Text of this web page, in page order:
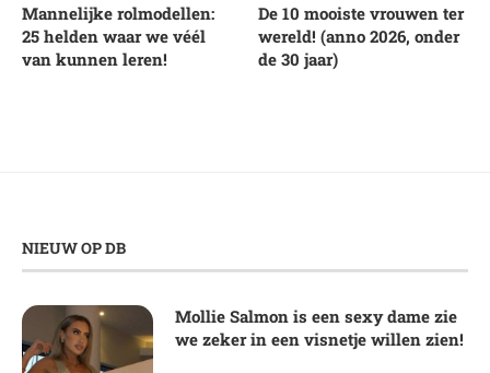
Mannelijke rolmodellen:
25 helden waar we véél
van kunnen leren!
De 10 mooiste vrouwen ter
wereld! (anno 2026, onder
de 30 jaar)
NIEUW OP DB
Mollie Salmon is een sexy dame zie
we zeker in een visnetje willen zien!